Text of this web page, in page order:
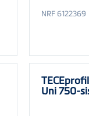
NRF 6122369
Uni 750-